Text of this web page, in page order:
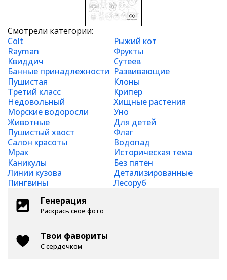
Смотрели категории:
Colt
Рыжий кот
Rayman
Фрукты
Квиддич
Сутеев
Банные принадлежности Развивающие
Пушистая
Клоны
Третий класс
Крипер
Недовольный
Хищные растения
Морские водоросли
Уно
Животные
Для детей
Пушистый хвост
Флаг
Салон красоты
Водопад
Мрак
Историческая тема
Каникулы
Без пятен
Линии кузова
Детализированные
Пингвины
Лесоруб
Генерация
Раскрась свое фото
Твои фавориты
С сердечком